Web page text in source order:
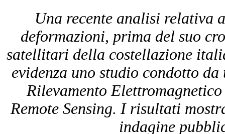
Una recente analisi relativa
deformazioni, prima del suo
satellitari della costellazione
evidenza uno studio condotto
Rilevamento
Remote Sensing. I risultati
indagine